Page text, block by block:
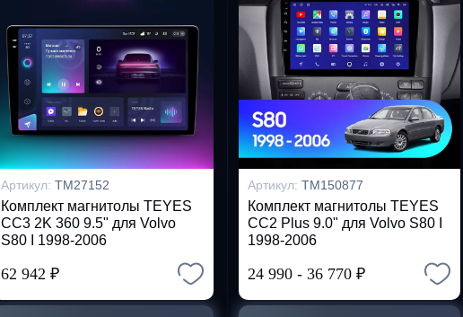
Артикул: TM27152
Комплект магнитолы TEYES
CC3 2K 360 9.5" для Volvo
S80 I 1998-2006
62 942 ₽
Артикул: TM150877
Комплект магнитолы TEYES
CC2 Plus 9.0" для Volvo S80 I
1998-2006
24 990 - 36 770 ₽